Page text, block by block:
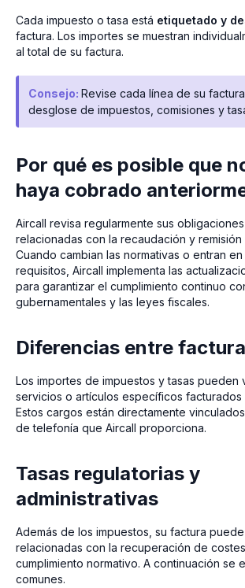
Cada impuesto o tasa está etiquetado y
factura. Los importes se muestran
al total de su factura.
Consejo: Revise cada línea de su
desglose de impuestos, comisiones y
Por qué es posible que
haya cobrado
Aircall revisa regularmente sus
relacionadas con la recaudación y remisión
Cuando cambian las normativas o entran
requisitos, Aircall implementa las
para garantizar el cumplimiento continuo
gubernamentales y las leyes fiscales.
Diferencias entre
Los importes de impuestos y tasas pueden
servicios o artículos específicos facturados
Estos cargos están directamente
de telefonía que Aircall proporciona.
Tasas regulatorias y
administrativas
Además de los impuestos, su factura
relacionadas con la recuperación de
cumplimiento normativo. A continuación se
comunes.